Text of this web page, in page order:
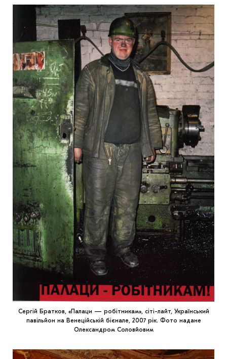
Сергій Братков, «Палаци — робітникам», сіті-лайт, Український
павільйон на Венеційській бієнале, 2007 рік. Фото надане
Олександром Соловйовим